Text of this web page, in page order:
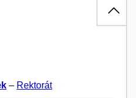
– Rektorát